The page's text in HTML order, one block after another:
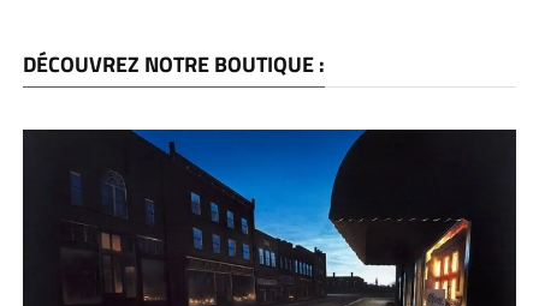
DÉCOUVREZ NOTRE BOUTIQUE :